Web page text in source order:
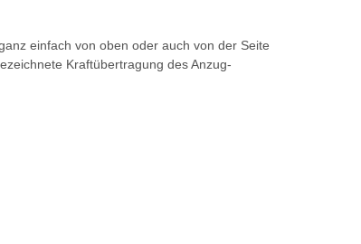
einfach von oben oder auch von der Seite
Kraftübertragung des Anzug-